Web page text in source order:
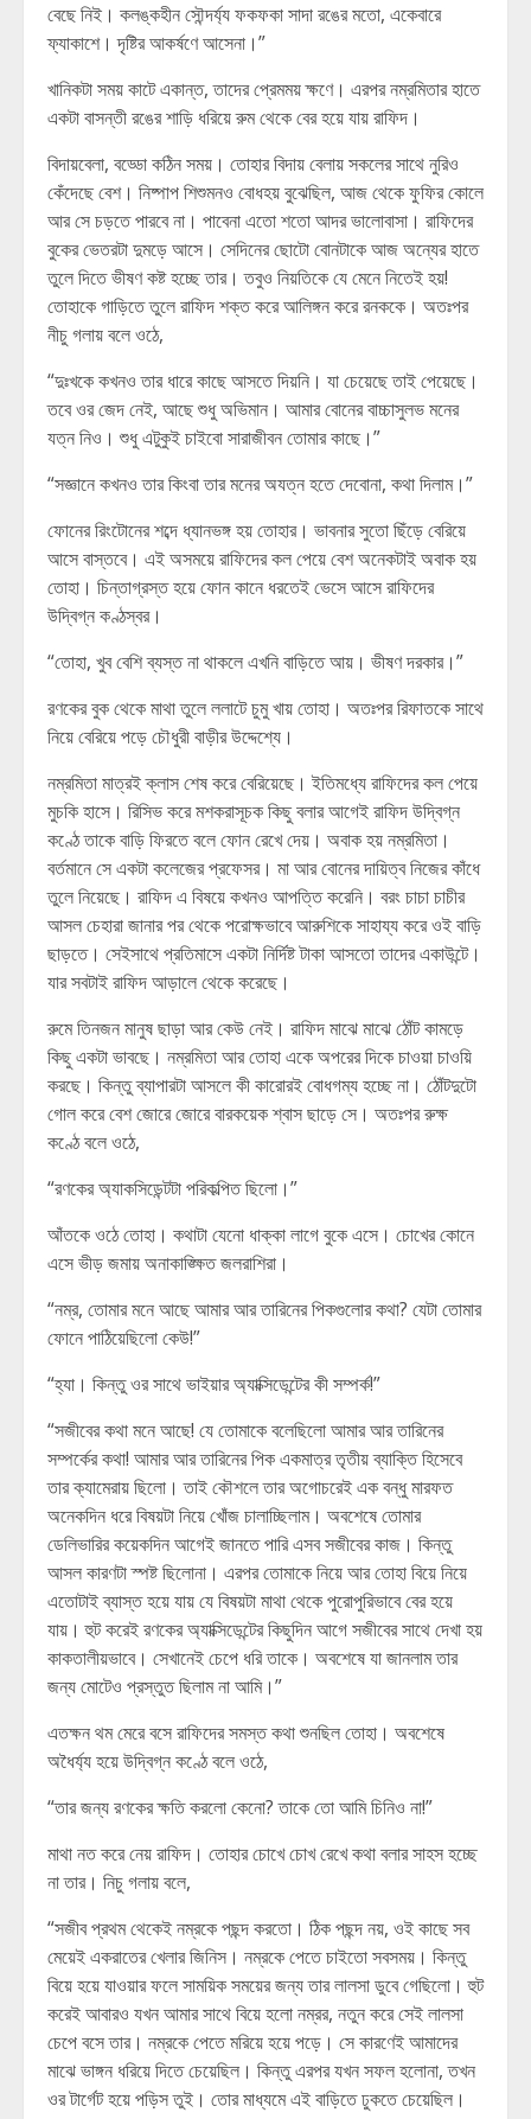
বেছে নিই। কলঙ্কহীন সৌন্দর্য্য ফকফকা সাদা রঙের মতো, একেবারে
ফ্যাকাশে। দৃষ্টির আকর্ষণে আসেনা।”
খানিকটা সময় কাটে একান্ত, তাদের প্রেমময় ক্ষণে। এরপর নম্রমিতার হাতে
একটা বাসন্তী রঙের শাড়ি ধরিয়ে রুম থেকে বের হয়ে যায় রাফিদ।
বিদায়বেলা, বড্ডো কঠিন সময়। তোহার বিদায় বেলায় সকলের সাথে নুরিও
কেঁদেছে বেশ। নিষ্পাপ শিশুমনও বোধহয় বুঝেছিল, আজ থেকে ফুফির কোলে
আর সে চড়তে পারবে না। পাবেনা এতো শতো আদর ভালোবাসা। রাফিদের
বুকের ভেতরটা দুমড়ে আসে। সেদিনের ছোটো বোনটাকে আজ অন্যের হাতে
তুলে দিতে ভীষণ কষ্ট হচ্ছে তার। তবুও নিয়তিকে যে মেনে নিতেই হয়!
তোহাকে গাড়িতে তুলে রাফিদ শক্ত করে আলিঙ্গন করে রনককে। অতঃপর
নীচু গলায় বলে ওঠে,
“দুঃখকে কখনও তার ধারে কাছে আসতে দিয়নি। যা চেয়েছে তাই পেয়েছে।
তবে ওর জেদ নেই, আছে শুধু অভিমান। আমার বোনের বাচ্চাসুলভ মনের
যত্ন নিও। শুধু এটুকুই চাইবো সারাজীবন তোমার কাছে।”
“সজ্ঞানে কখনও তার কিংবা তার মনের অযত্ন হতে দেবোনা, কথা দিলাম।”
ফোনের রিংটোনের শব্দে ধ্যানভঙ্গ হয় তোহার। ভাবনার সুতো ছিঁড়ে বেরিয়ে
আসে বাস্তবে। এই অসময়ে রাফিদের কল পেয়ে বেশ অনেকটাই অবাক হয়
তোহা। চিন্তাগ্রস্ত হয়ে ফোন কানে ধরতেই ভেসে আসে রাফিদের
উদ্বিগ্ন কণ্ঠস্বর।
“তোহা, খুব বেশি ব্যস্ত না থাকলে এখনি বাড়িতে আয়। ভীষণ দরকার।”
রণকের বুক থেকে মাথা তুলে ললাটে চুমু খায় তোহা। অতঃপর রিফাতকে সাথে
নিয়ে বেরিয়ে পড়ে চৌধুরী বাড়ীর উদ্দেশ্যে।
নম্রমিতা মাত্রই ক্লাস শেষ করে বেরিয়েছে। ইতিমধ্যে রাফিদের কল পেয়ে
মুচকি হাসে। রিসিভ করে মশকরাসূচক কিছু বলার আগেই রাফিদ উদ্বিগ্ন
কণ্ঠে তাকে বাড়ি ফিরতে বলে ফোন রেখে দেয়। অবাক হয় নম্রমিতা।
বর্তমানে সে একটা কলেজের প্রফেসর। মা আর বোনের দায়িত্ব নিজের কাঁধে
তুলে নিয়েছে। রাফিদ এ বিষয়ে কখনও আপত্তি করেনি। বরং চাচা চাচীর
আসল চেহারা জানার পর থেকে পরোক্ষভাবে আরুশিকে সাহায্য করে ওই বাড়ি
ছাড়তে। সেইসাথে প্রতিমাসে একটা নির্দিষ্ট টাকা আসতো তাদের একাউন্টে।
যার সবটাই রাফিদ আড়ালে থেকে করেছে।
রুমে তিনজন মানুষ ছাড়া আর কেউ নেই। রাফিদ মাঝে মাঝে ঠোঁট কামড়ে
কিছু একটা ভাবছে। নম্রমিতা আর তোহা একে অপরের দিকে চাওয়া চাওয়ি
করছে। কিন্তু ব্যাপারটা আসলে কী কারোরই বোধগম্য হচ্ছে না। ঠোঁটদুটো
গোল করে বেশ জোরে জোরে বারকয়েক শ্বাস ছাড়ে সে। অতঃপর রুক্ষ
কণ্ঠে বলে ওঠে,
“রণকের অ্যাকসিডেন্টটা পরিকল্পিত ছিলো।”
আঁতকে ওঠে তোহা। কথাটা যেনো ধাক্কা লাগে বুকে এসে। চোখের কোনে
এসে ভীড় জমায় অনাকাঙ্ক্ষিত জলরাশিরা।
“নম্র, তোমার মনে আছে আমার আর তারিনের পিকগুলোর কথা? যেটা তোমার
ফোনে পাঠিয়েছিলো কেউ!”
“হ্যা। কিন্তু ওর সাথে ভাইয়ার অ্যাক্সিডেন্টের কী সম্পর্ক!”
“সজীবের কথা মনে আছে! যে তোমাকে বলেছিলো আমার আর তারিনের
সম্পর্কের কথা! আমার আর তারিনের পিক একমাত্র তৃতীয় ব্যাক্তি হিসেবে
তার ক্যামেরায় ছিলো। তাই কৌশলে তার অগোচরেই এক বন্ধু মারফত
অনেকদিন ধরে বিষয়টা নিয়ে খোঁজ চালাচ্ছিলাম। অবশেষে তোমার
ডেলিভারির কয়েকদিন আগেই জানতে পারি এসব সজীবের কাজ। কিন্তু
আসল কারণটা স্পষ্ট ছিলোনা। এরপর তোমাকে নিয়ে আর তোহা বিয়ে নিয়ে
এতোটাই ব্যাস্ত হয়ে যায় যে বিষয়টা মাথা থেকে পুরোপুরিভাবে বের হয়ে
যায়। হুট করেই রণকের অ্যাক্সিডেন্টের কিছুদিন আগে সজীবের সাথে দেখা হয়
কাকতালীয়ভাবে। সেখানেই চেপে ধরি তাকে। অবশেষে যা জানলাম তার
জন্য মোটেও প্রস্তুত ছিলাম না আমি।”
এতক্ষন থম মেরে বসে রাফিদের সমস্ত কথা শুনছিল তোহা। অবশেষে
অধৈর্য্য হয়ে উদ্বিগ্ন কণ্ঠে বলে ওঠে,
“তার জন্য রণকের ক্ষতি করলো কেনো? তাকে তো আমি চিনিও না!”
মাথা নত করে নেয় রাফিদ। তোহার চোখে চোখ রেখে কথা বলার সাহস হচ্ছে
না তার। নিচু গলায় বলে,
“সজীব প্রথম থেকেই নম্রকে পছন্দ করতো। ঠিক পছন্দ নয়, ওই কাছে সব
মেয়েই একরাতের খেলার জিনিস। নম্রকে পেতে চাইতো সবসময়। কিন্তু
বিয়ে হয়ে যাওয়ার ফলে সাময়িক সময়ের জন্য তার লালসা ডুবে গেছিলো। হুট
করেই আবারও যখন আমার সাথে বিয়ে হলো নম্রর, নতুন করে সেই লালসা
চেপে বসে তার। নম্রকে পেতে মরিয়ে হয়ে পড়ে। সে কারণেই আমাদের
মাঝে ভাঙ্গন ধরিয়ে দিতে চেয়েছিল। কিন্তু এরপর যখন সফল হলোনা, তখন
ওর টার্গেট হয়ে পড়িস তুই। তোর মাধ্যমে এই বাড়িতে ঢুকতে চেয়েছিল।